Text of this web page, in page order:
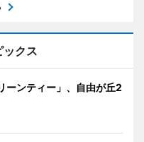
ックス
ーンティー」、自由が丘2